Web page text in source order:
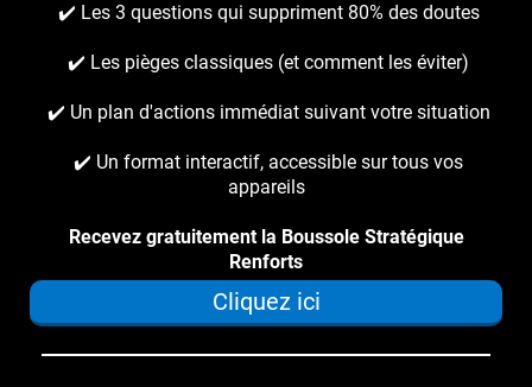
✔️ Les 3 questions qui suppriment 80% des doutes
✔️ Les pièges classiques (et comment les éviter)
✔️ Un plan d'actions immédiat suivant votre situation
✔️ Un format interactif, accessible sur tous vos
appareils
Recevez gratuitement la Boussole Stratégique
Renforts
Cliquez ici